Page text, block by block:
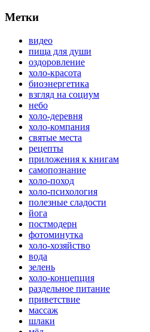
Метки
видео
пища для души
оздоровление
холо-красота
биоэнергетика
взгляд на социум
небо
холо-деревня
холо-компания
святые места
рецепты
приложения к книгам
самопознание
холо-поход
холо-психология
полезные сладости
йога
постмодерн
фотоминутка
холо-хозяйство
вода
зелень
холо-концепция
раздельное питание
приветствие
массаж
шлаки